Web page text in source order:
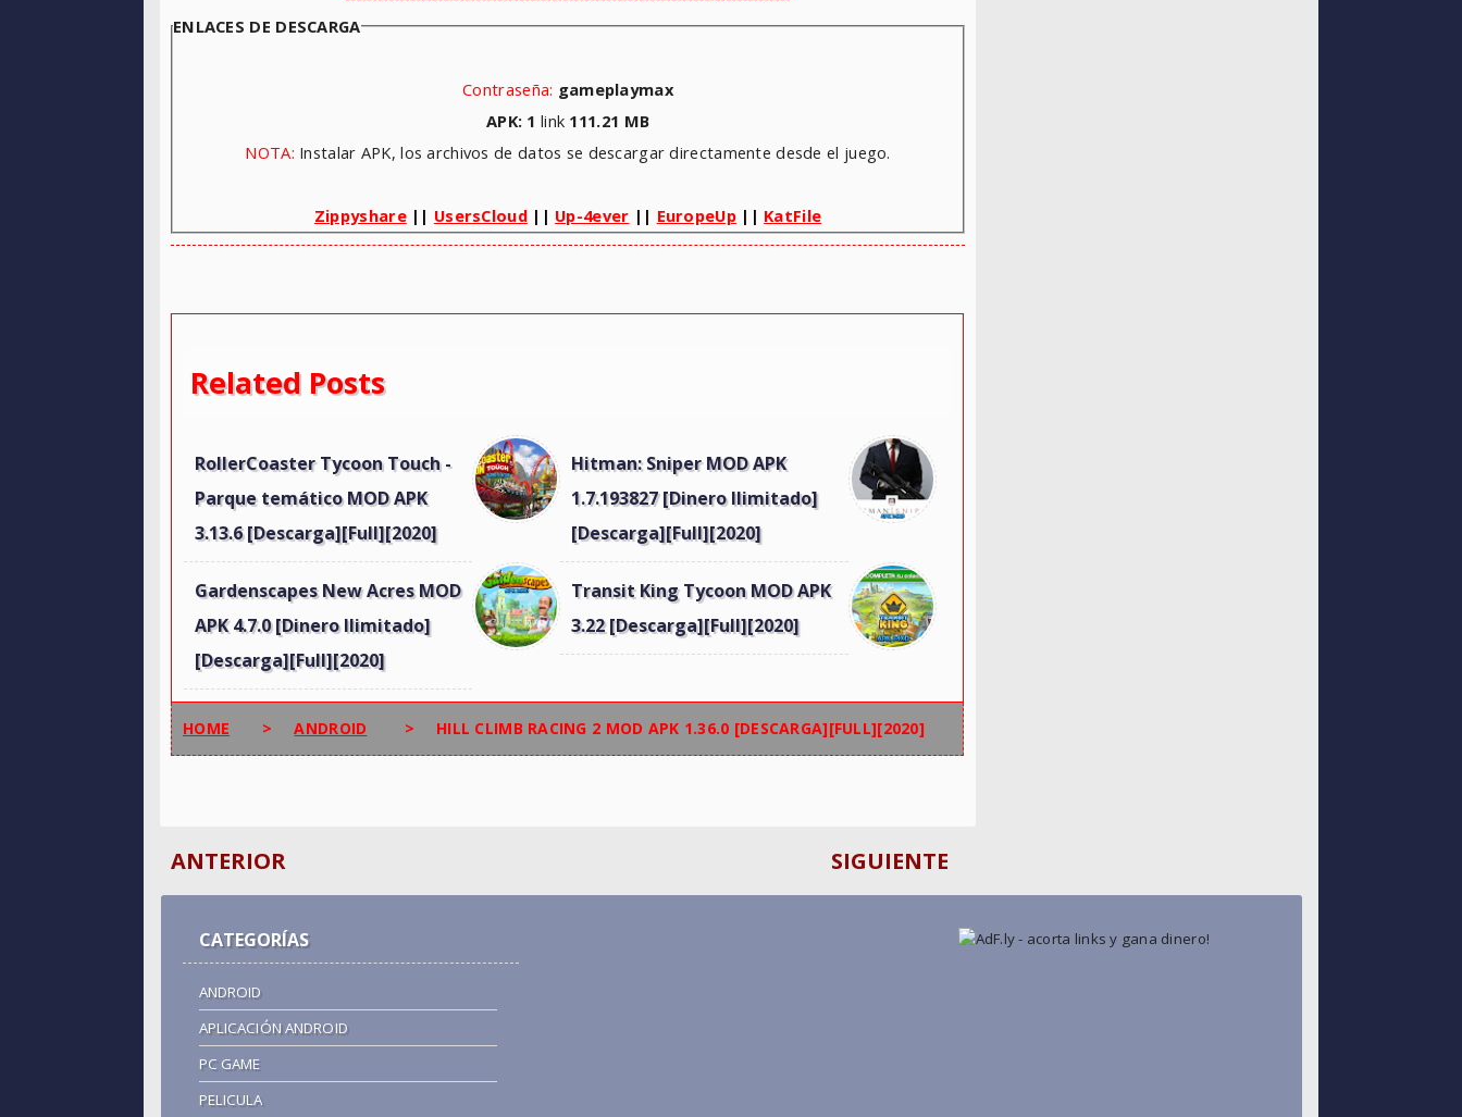
ENLACES DE DESCARGA
Contraseña: gameplaymax
APK: 1 link 111.21 MB
NOTA: Instalar APK, los archivos de datos se descargar directamente desde el juego.
Zippyshare|| UsersCloud|| Up-4ever || EuropeUp|| KatFile
Related Posts
RollerCoaster Tycoon Touch -
Parque temático MOD APK
3.13.6 [Descarga][Full][2020]
Hitman: Sniper MOD APK
1.7.193827 [Dinero Ilimitado]
[Descarga][Full][2020]
Gardenscapes New Acres MOD
APK 4.7.0 [Dinero Ilimitado]
[Descarga][Full][2020]
Transit King Tycoon MOD APK
3.22 [Descarga][Full][2020]
HOME > ANDROID > HILL CLIMB RACING 2 MOD APK 1.36.0 [DESCARGA][FULL][2020]
SIGUIENTE
ANTERIOR
CATEGORÍAS
ANDROID
APLICACIÓN ANDROID
PC GAME
PELICULA